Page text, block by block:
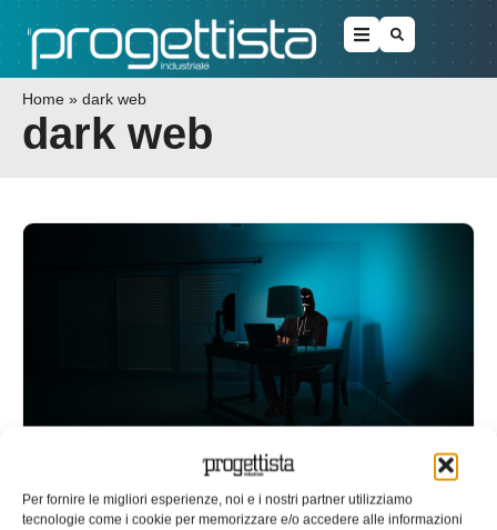
Per fornire le migliori esperienze, noi e i nostri partner utilizziamo
tecnologie come i cookie per memorizzare e/o accedere alle informazioni
Home » dark web
dark web
La criminalità informatica? È la
terza economia mondiale